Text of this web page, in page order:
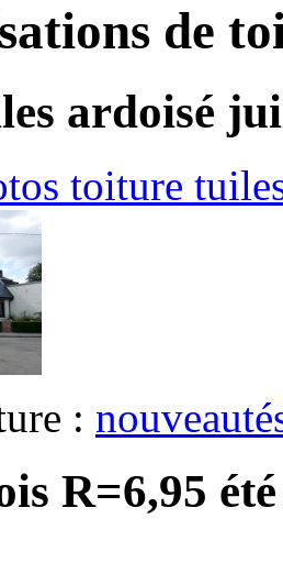
de
ardoisé
toiture
:
R=6,95